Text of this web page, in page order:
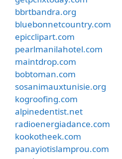
bbrtbandra.org
bluebonnetcountry.com
epicclipart.com
pearlmanilahotel.com
maintdrop.com
bobtoman.com
sosanimauxtunisie.org
kogroofing.com
alpinedentist.net
radioenergiadance.com
kookotheek.com
panayiotislamprou.com